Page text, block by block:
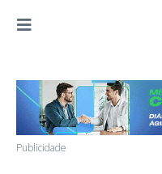
Publicidade